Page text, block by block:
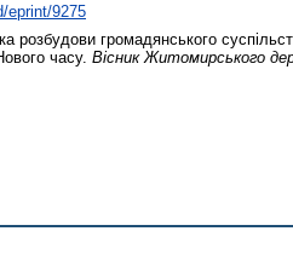
eprint/9275
розбудови громадянського
часу. Вісник Житомирського